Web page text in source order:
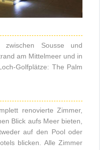
Sousse und
am Mittelmeer und in
Golfplätze: The Palm
renovierte Zimmer,
Blick aufs Meer bieten,
auf den Pool oder
blicken. Alle Zimmer